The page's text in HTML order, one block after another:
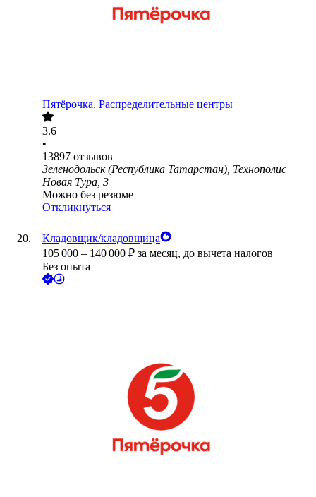
Пятёрочка. Распределительные центры
3.6
•
13897 отзывов
Зеленодольск (Республика Татарстан), Технополис
Новая Тура, 3
Можно без резюме
Откликнуться
Кладовщик/кладовщица
105 000 – 140 000 ₽ за месяц, до вычета налогов
Без опыта